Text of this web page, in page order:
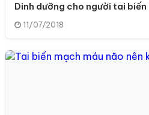
Dinh dưỡng cho người tai
11/07/2018